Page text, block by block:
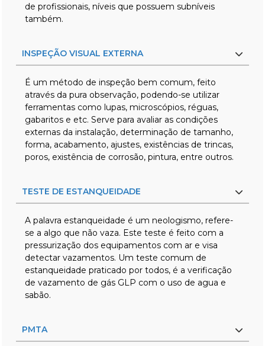
de profissionais, níveis que possuem subníveis
também.
INSPEÇÃO VISUAL EXTERNA
É um método de inspeção bem comum, feito
através da pura observação, podendo-se utilizar
ferramentas como lupas, microscópios, réguas,
gabaritos e etc. Serve para avaliar as condições
externas da instalação, determinação de tamanho,
forma, acabamento, ajustes, existências de trincas,
poros, existência de corrosão, pintura, entre outros.
TESTE DE ESTANQUEIDADE
A palavra estanqueidade é um neologismo, refere-
se a algo que não vaza. Este teste é feito com a
pressurização dos equipamentos com ar e visa
detectar vazamentos. Um teste comum de
estanqueidade praticado por todos, é a verificação
de vazamento de gás GLP com o uso de agua e
sabão.
PMTA